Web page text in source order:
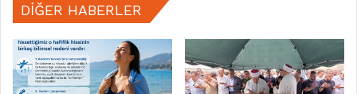
DIĞER HABERLER